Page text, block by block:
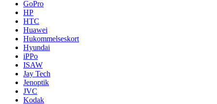
GoPro
HP
HTC
Huawei
Hukommelseskort
Hyundai
iPPo
ISAW
Jay Tech
Jenoptik
JVC
Kodak